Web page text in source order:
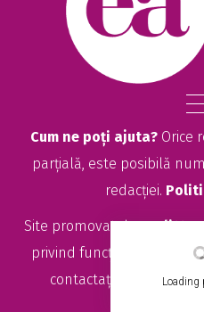
Loading
Cum ne poți ajuta? Orice
parțială, este posibilă
redacției.
Site promovat de
privind funcționarea site-
contactați la